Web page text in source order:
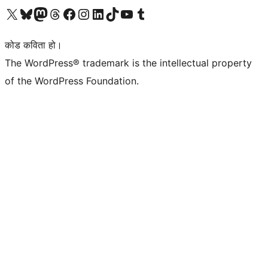
हाम्रो X (पहिले ट्विटर) खातामा जानुहोस्
हाम्रो Bluesky खाता भ्रमण गर्नुहोस्
हाम्रो म्यास्टोडन खाता भ्रमण गर्नुहोस्
हाम्रो थ्रेड्स खातामा जानुहोस्
हाम्रो फेसबुक पेजमा जानुहोस्
हाम्रो इन्स्टाग्राम खातामा जानुहोस्
हाम्रो लिङ्क्डइन खातामा जानुहोस्
हाम्रो TikTok खाता भ्रमण गर्नुहोस्
हाम्रो युट्युब च्यानलमा जानुहोस्
हाम्रो टम्बलर खाता भ्रमण गर्नुहोस्
कोड कविता हो।
The WordPress® trademark is the intellectual property
of the WordPress Foundation.